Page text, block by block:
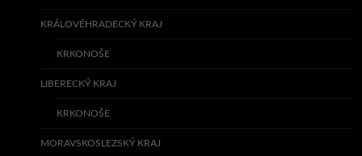
KRÁLOVÉHRADECKÝ KRAJ
KRKONOŠE
LIBERECKÝ KRAJ
KRKONOŠE
MORAVSKOSLEZSKÝ KRAJ